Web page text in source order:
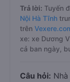
Trả lời: Tuyến
Nội Hà Tĩnh
trên
xe: xe Dương
cả ban ngày,
Câu hỏi: